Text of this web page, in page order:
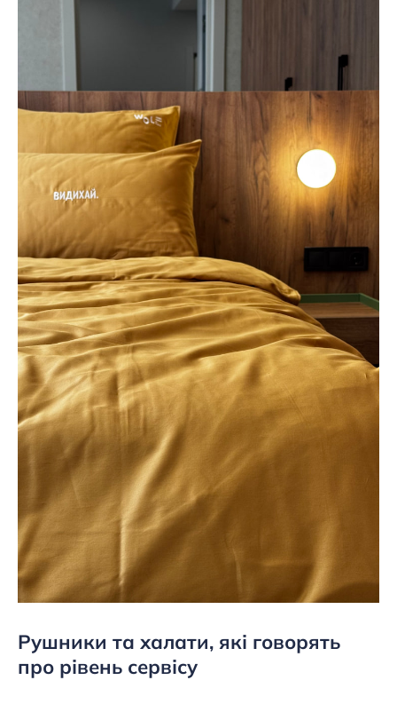
Рушники та халати, які говорять
про рівень сервісу